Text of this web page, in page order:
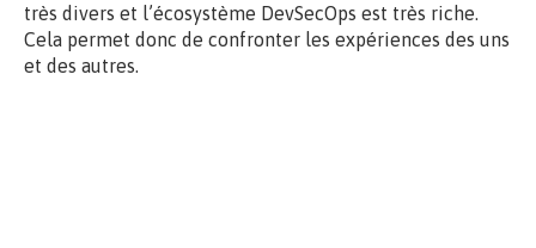
très divers et l’écosystème DevSecOps est très riche.
Cela permet donc de confronter les expériences des uns
et des autres.